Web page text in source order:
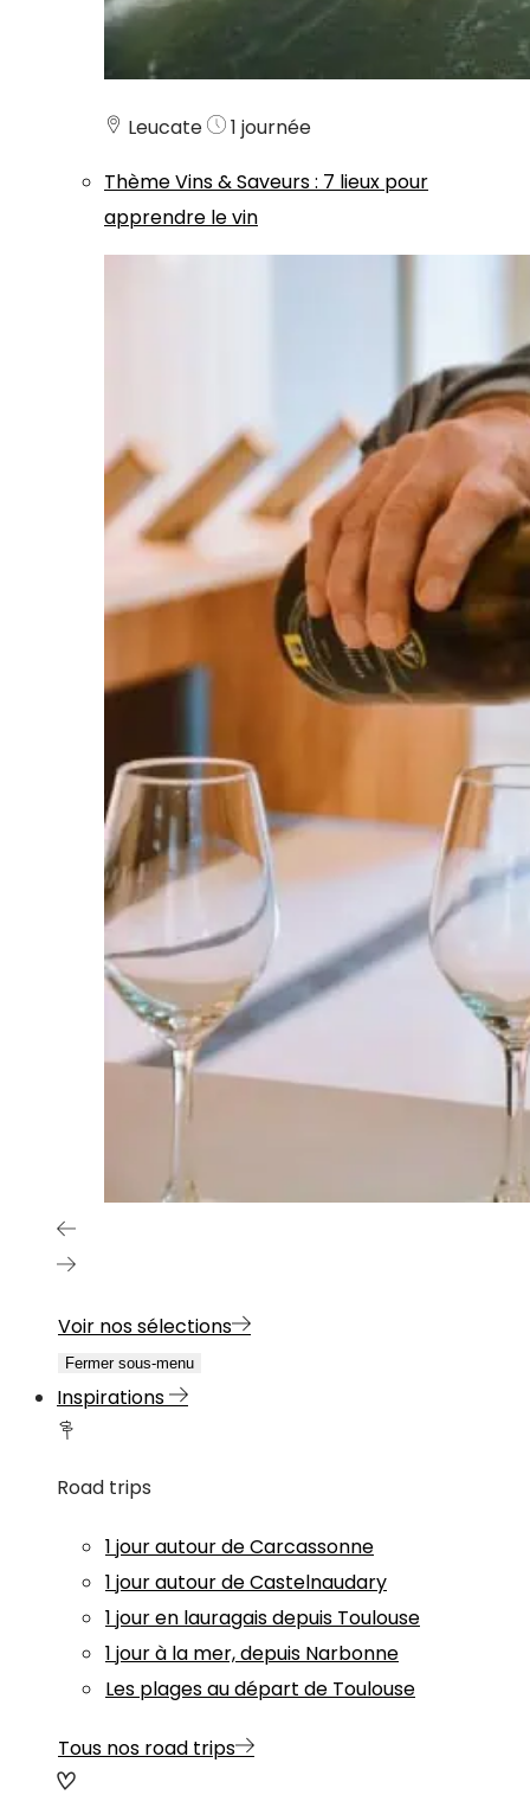
Leucate
1 journée
ThèmeVins & Saveurs: 7 lieux pour
apprendre le vin
Voir nos sélections
Fermer sous-menu
Inspirations
Road trips
1 jour autour de Carcassonne
1 jour autour de Castelnaudary
1 jour en lauragais depuis Toulouse
1 jour à la mer, depuis Narbonne
Les plages au départ de Toulouse
Tous nos road trips